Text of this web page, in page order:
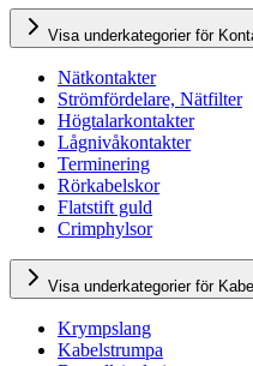
Visa underkategorier för
Nätkontakter
Strömfördelare, Nätfilter
Högtalarkontakter
Lågnivåkontakter
Terminering
Rörkabelskor
Flatstift guld
Crimphylsor
Visa underkategorier för
Krympslang
Kabelstrumpa